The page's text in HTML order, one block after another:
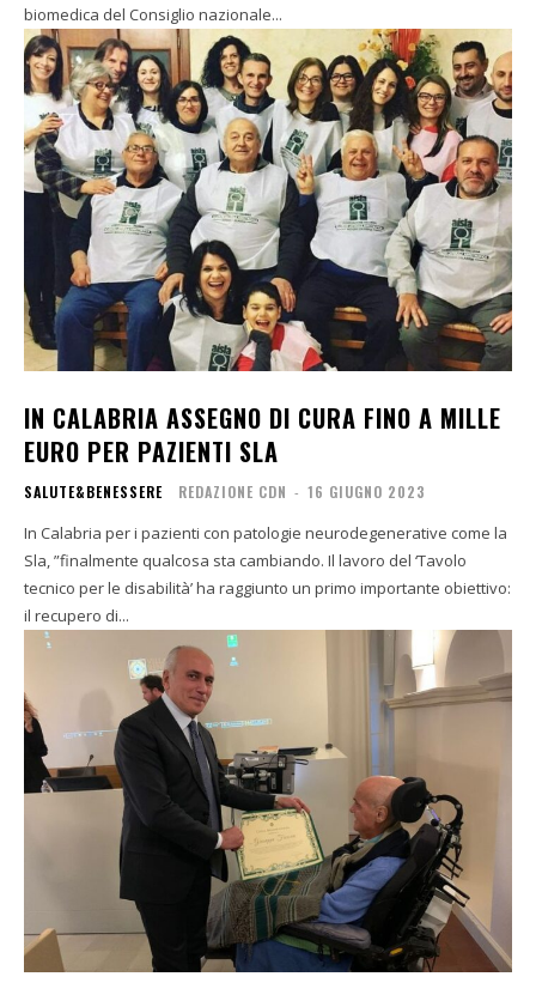
biomedica del Consiglio nazionale...
IN CALABRIA ASSEGNO DI CURA FINO A MILLE
EURO PER PAZIENTI SLA
SALUTE&BENESSERE REDAZIONE CDN - 16 GIUGNO 2023
In Calabria per i pazienti con patologie neurodegenerative come la
Sla, ”finalmente qualcosa sta cambiando. Il lavoro del ‘Tavolo
tecnico per le disabilità’ ha raggiunto un primo importante obiettivo:
il recupero di...